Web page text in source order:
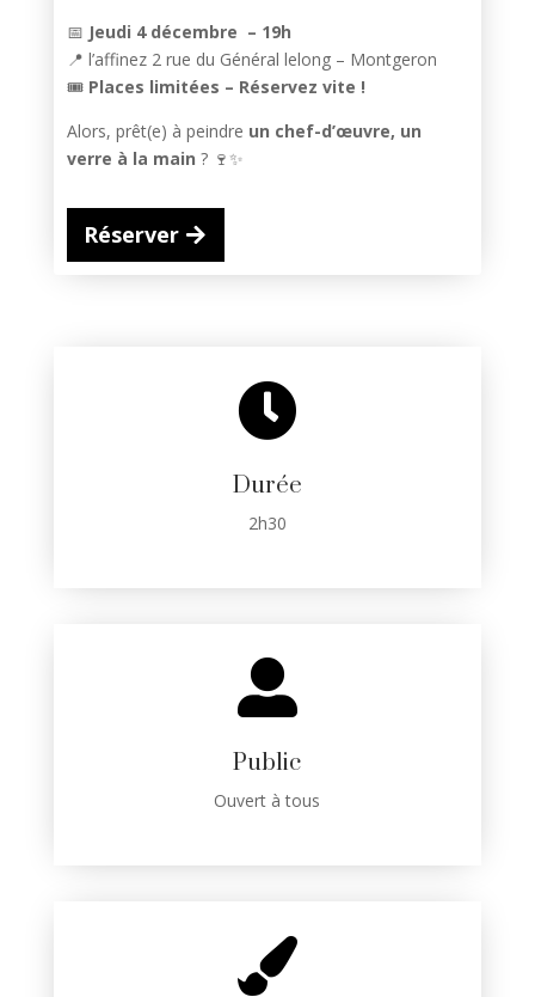
📅 Jeudi 4 décembre – 19h
📍 l’affinez 2 rue du Général lelong – Montgeron
🎟️ Places limitées – Réservez vite !
Alors, prêt(e) à peindre un chef-d’œuvre, un
verre à la main ? 🍷✨
Réserver

Durée
2h30

Public
Ouvert à tous
